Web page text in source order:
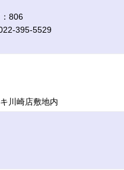
806
395-5529
川崎店敷地内